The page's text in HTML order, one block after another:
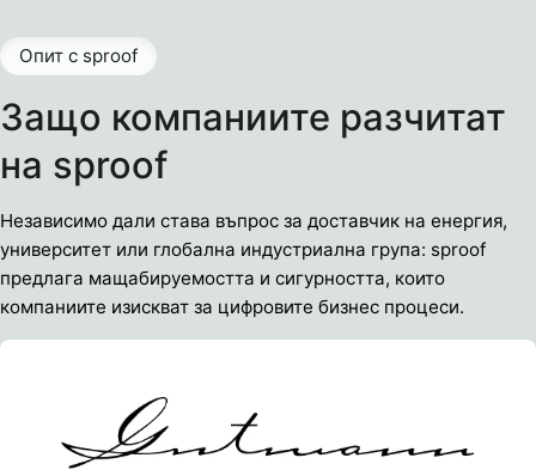
Опит с sproof
Защо компаниите разчитат
на sproof
Независимо дали става въпрос за доставчик на енергия,
университет или глобална индустриална група: sproof
предлага мащабируемостта и сигурността, които
компаниите изискват за цифровите бизнес процеси.